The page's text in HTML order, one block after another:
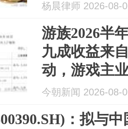
杨晨律师 2026-08-
游族2026半
九成收益来
动，游戏主
体IP短期难
今朝新闻 2026-08-
：拟与